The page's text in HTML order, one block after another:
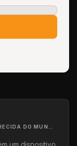
um dispositivo